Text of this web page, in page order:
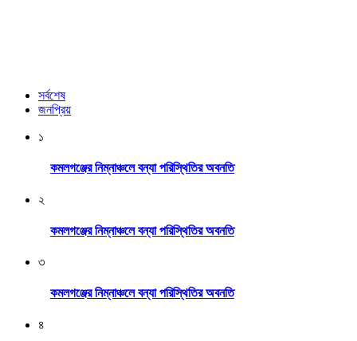
সর্বশেষ
জনপ্রিয়
১
কমলগঞ্জের নিম্নাঞ্চলে বন্যা পরিস্থিতির অবনতি
২
কমলগঞ্জের নিম্নাঞ্চলে বন্যা পরিস্থিতির অবনতি
৩
কমলগঞ্জের নিম্নাঞ্চলে বন্যা পরিস্থিতির অবনতি
৪